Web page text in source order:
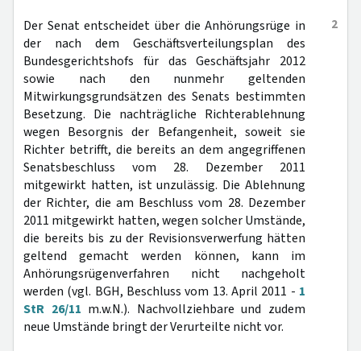
2
Der Senat entscheidet über die Anhörungsrüge in
der nach dem Geschäftsverteilungsplan des
Bundesgerichtshofs für das Geschäftsjahr 2012
sowie nach den nunmehr geltenden
Mitwirkungsgrundsätzen des Senats bestimmten
Besetzung. Die nachträgliche Richterablehnung
wegen Besorgnis der Befangenheit, soweit sie
Richter betrifft, die bereits an dem angegriffenen
Senatsbeschluss vom 28. Dezember 2011
mitgewirkt hatten, ist unzulässig. Die Ablehnung
der Richter, die am Beschluss vom 28. Dezember
2011 mitgewirkt hatten, wegen solcher Umstände,
die bereits bis zu der Revisionsverwerfung hätten
geltend gemacht werden können, kann im
Anhörungsrügenverfahren nicht nachgeholt
werden (vgl. BGH, Beschluss vom 13. April 2011 - 1
StR 26/11 m.w.N.). Nachvollziehbare und zudem
neue Umstände bringt der Verurteilte nicht vor.